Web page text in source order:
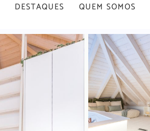
DESTAQUES QUEM SOMOS